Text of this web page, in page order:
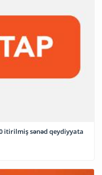
itirilmiş sənəd qeydiyyata